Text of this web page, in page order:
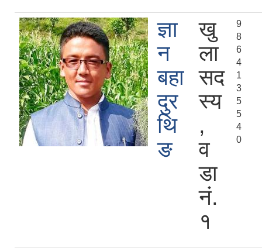
ज्ञा
न
बहा
दुर
थि
ङ
खु
ला
सद
स्य
,
व
डा
नं.
१
9
8
6
4
1
3
5
5
4
0